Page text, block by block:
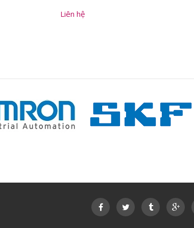
Liên hệ